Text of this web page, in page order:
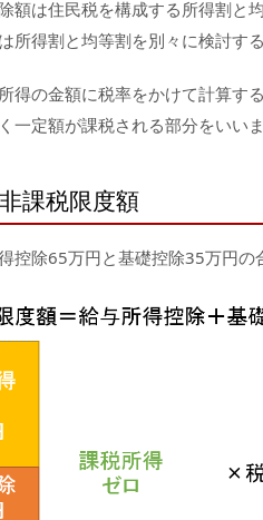
額は住民税を構成する所得割と
所得割と均等割を別々に検討する
得の金額に税率をかけて計算す
定額が課税される部分をいいま
課税限度額
控除65万円と基礎控除35万円の